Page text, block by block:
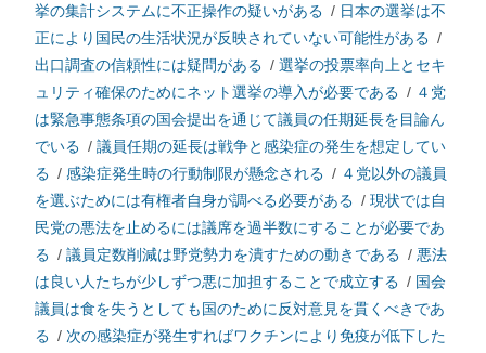
挙の集計システムに不正操作の疑いがある / 日本の選挙は不
正により国民の生活状況が反映されていない可能性がある /
出口調査の信頼性には疑問がある / 選挙の投票率向上とセキ
ュリティ確保のためにネット選挙の導入が必要である / ４党
は緊急事態条項の国会提出を通じて議員の任期延長を目論ん
でいる / 議員任期の延長は戦争と感染症の発生を想定してい
る / 感染症発生時の行動制限が懸念される / ４党以外の議員
を選ぶためには有権者自身が調べる必要がある / 現状では自
民党の悪法を止めるには議席を過半数にすることが必要であ
る / 議員定数削減は野党勢力を潰すための動きである / 悪法
は良い人たちが少しずつ悪に加担することで成立する / 国会
議員は食を失うとしても国のために反対意見を貫くべきであ
る / 次の感染症が発生すればワクチンにより免疫が低下した